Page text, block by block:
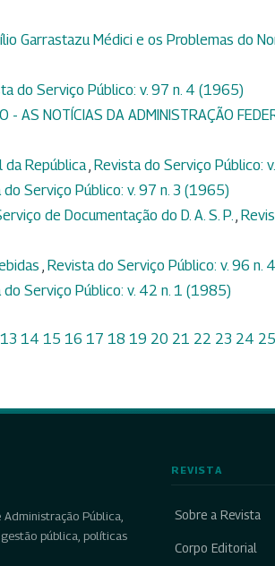
Garrastazu Médici e os Problemas do
do Serviço Público: v. 97 n. 4 (1965)
- AS NOTÍCIAS DA ADMINISTRAÇÃO
da República, Revista do Serviço Público:
do Serviço Público: v. 97 n. 3 (1965)
de Documentação do D. A. S. P.,
, Revista do Serviço Público: v. 96 n.
do Serviço Público: v. 42 n. 1 (1985)
13 14 15 16 17 18 19 20 21 22 23 24 25
Pública,
pública, políticas
REVISTA
Sobre a Revista
Corpo Editorial